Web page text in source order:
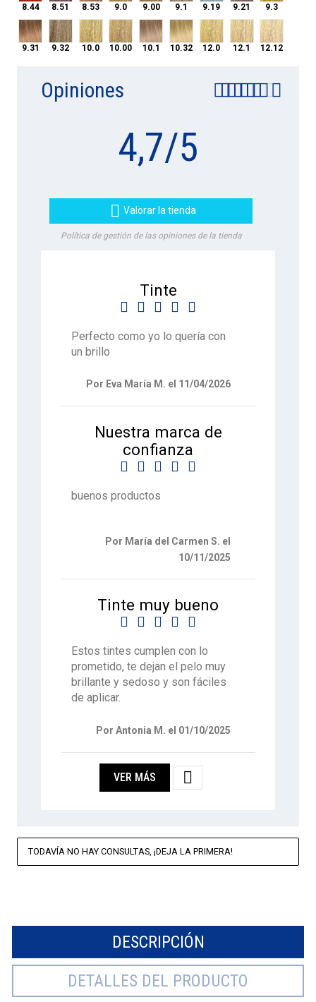
8.44 8.51 8.53 9.0 9.00 9.1 9.19 9.21 9.3
9.31
9.31
9.32
9.32
10.0
10.0
10.00
10.00
10.1
10.1
10.32
10.32
12.0
12.0
12.1
12.1
12.12
12.12
Opiniones
4,7/5
 Valorar la tienda
Política de gestión de las opiniones de la tienda
Tinte
    
Perfecto como yo lo quería con
un brillo
Por Eva María M. el 11/04/2026
Nuestra marca de
confianza
    
buenos productos
Por María del Carmen S. el
10/11/2025
Tinte muy bueno
    
Estos tintes cumplen con lo
prometido, te dejan el pelo muy
brillante y sedoso y son fáciles
de aplicar.
Por Antonia M. el 01/10/2025
VER MÁS 
TODAVÍA NO HAY CONSULTAS, ¡DEJA LA PRIMERA!
DESCRIPCIÓN
DETALLES DEL PRODUCTO